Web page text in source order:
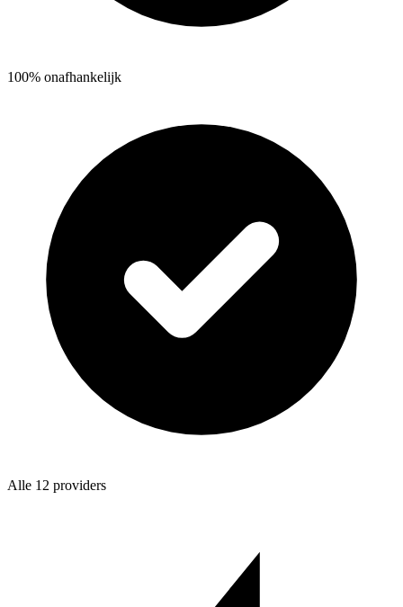
100% onafhankelijk
Alle 12 providers